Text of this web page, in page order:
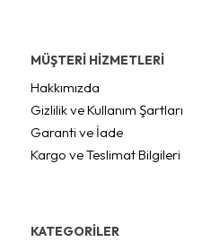
MÜŞTERİ HİZMETLERİ
Hakkımızda
Gizlilik ve Kullanım Şartları
Garanti ve İade
Kargo ve Teslimat Bilgileri
KATEGORİLER